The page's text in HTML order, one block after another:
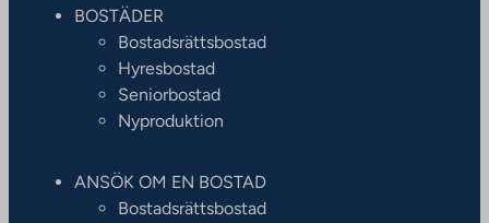
BOSTÄDER
Bostadsrättsbostad
Hyresbostad
Seniorbostad
Nyproduktion
ANSÖK OM EN BOSTAD
Bostadsrättsbostad